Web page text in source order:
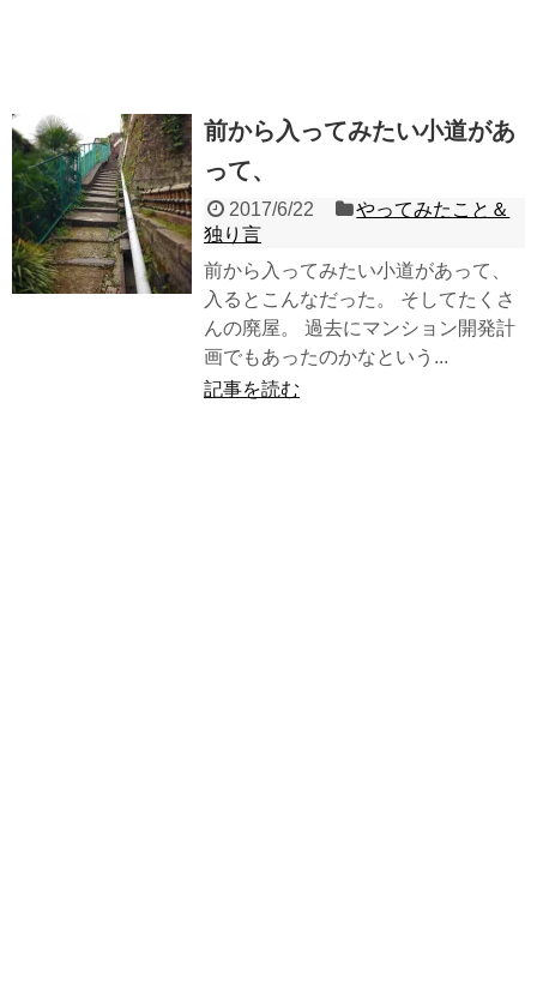
前から入ってみたい小道があ
って、
2017/6/22
やってみたこと＆
独り言
前から入ってみたい小道があって、
入るとこんなだった。 そしてたくさ
んの廃屋。 過去にマンション開発計
画でもあったのかなという...
記事を読む